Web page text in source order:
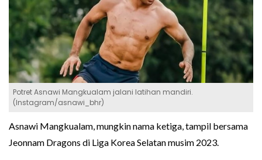
Potret Asnawi Mangkualam jalani latihan mandiri.
(Instagram/asnawi_bhr)
Asnawi Mangkualam, mungkin nama ketiga, tampil bersama
Jeonnam Dragons di Liga Korea Selatan musim 2023.